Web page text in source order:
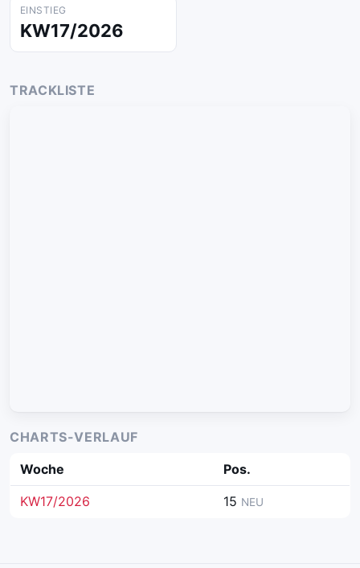
EINSTIEG
KW17/2026
TRACKLISTE
CHARTS-VERLAUF
Woche
Pos.
KW17/2026
15 NEU